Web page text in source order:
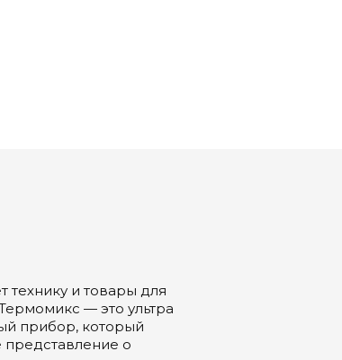
выполненная из силикона,
технику и товары для
— это ультра
прибор, который
о